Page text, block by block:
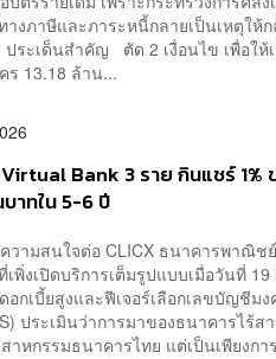
างภาษีและภาระหนี้กลายเป็นเหตุให้
ระเด็นสำคัญ ตัด 2 เงื่อนไข เพื่อให้
ร 13.18 ล้าน...
Virtual Bank 3 ราย กินแชร์ 1%
าทใน 5-6 ปี
วามสนใจต่อ CLICX ธนาคารพาณิช
เพิ่งเปิดบริการเต็มรูปแบบเมื่อวันที่
อกเบี้ยสูงและฟีเจอร์เลือกเลขบัญชีม
ประเมินว่าการมาของธนาคารไร้ส
าหกรรมธนาคารไทย แต่เป็นเพียงก